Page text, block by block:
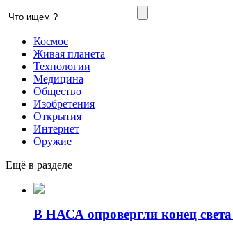
Космос
Живая планета
Технологии
Медицина
Общество
Изобретения
Открытия
Интернет
Оружие
Ещё в разделе
В НАСА опровергли конец